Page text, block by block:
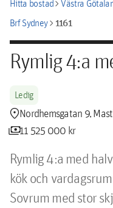
Hitta bostadchevron_rightVästra
Brf Sydneychevron_right1161
Rymlig 4:a
Ledig
location_pinNordhemsgatan 9,
payments11 525 000 kr
Rymlig 4:a med
kök och
Sovrum med stor